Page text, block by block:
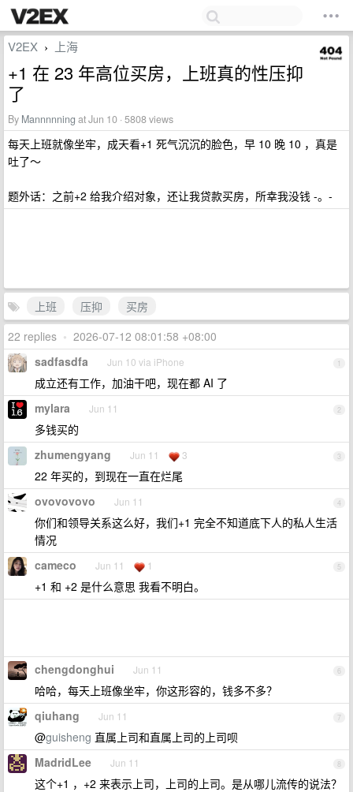
V2EX › 上海
+1 在 23 年高位买房，上班真的性压抑
了
By Mannnnning at Jun 10 · 5808 views
每天上班就像坐牢，成天看+1 死气沉沉的脸色，早 10 晚 10 ，真是
吐了～
题外话：之前+2 给我介绍对象，还让我贷款买房，所幸我没钱 -。-
上班 压抑
买房
22 replies • 2026-07-12 08:01:58 +08:00
1
sadfasdfa Jun 10 via iPhone
成立还有工作，加油干吧，现在都 AI 了
2
mylara Jun 11
多钱买的
3
zhumengyang Jun 11 3
22 年买的，到现在一直在烂尾
4
ovovovovo Jun 11
你们和领导关系这么好，我们+1 完全不知道底下人的私人生活
情况
5
cameco Jun 11 1
+1 和 +2 是什么意思 我看不明白。
6
chengdonghui Jun 11
哈哈，每天上班像坐牢，你这形容的，钱多不多？
7
qiuhang Jun 11
@guisheng 直属上司和直属上司的上司呗
8
MadridLee Jun 11
这个+1 ，+2 来表示上司，上司的上司。是从哪儿流传的说法？